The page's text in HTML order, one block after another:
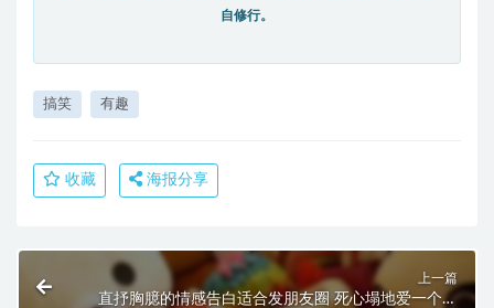
自修行。
搞笑 有趣
收藏 海报分享
上一篇
直抒胸臆的情感告白适合发朋友圈 死心塌地爱一个人